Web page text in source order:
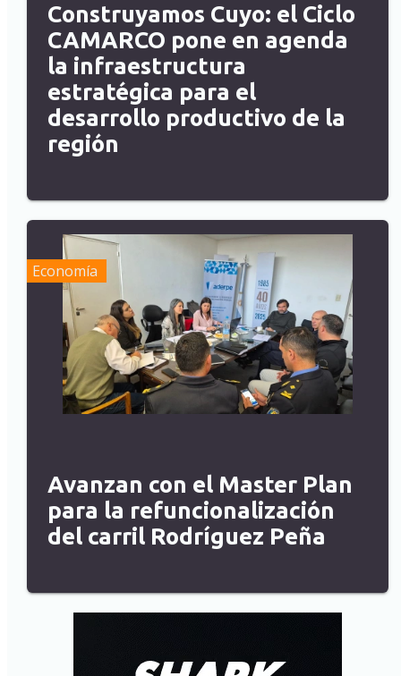
Construyamos Cuyo: el Ciclo
CAMARCO pone en agenda
la infraestructura
estratégica para el
desarrollo productivo de la
región
Economía
Avanzan con el Master Plan
para la refuncionalización
del carril Rodríguez Peña